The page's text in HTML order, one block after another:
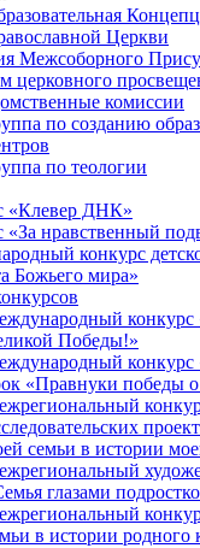
Церкви
Межсоборного
церковного
комиссии
по созданию
по теологии
«Клевер ДНК»
«За нравственный
конкурс
Божьего мира»
конкурс
Победы!»
конкурс
«Правнуки победы
семьи в истории
глазами
в истории родного